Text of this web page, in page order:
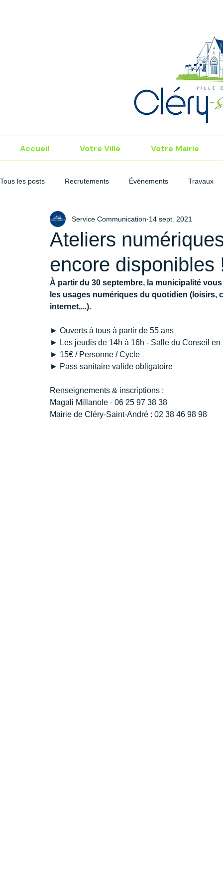
Accueil Votre Ville Votre Mairie
Tous les posts Recrutements Événements Travaux
Ateliers
encore disponibles
Service Communication 14 sept. 2021
À partir du 30 septembre, la municipalité
les usages numériques du quotidien
internet,...).
► Ouverts à tous à partir de 55 ans
► Les jeudis de 14h à 16h - Salle du Conseil en
► 15€ / Personne / Cycle
► Pass sanitaire valide obligatoire
Renseignements & inscriptions :
Magali Millanole - 06 25 97 38 38
Mairie de Cléry-Saint-André : 02 38 46 98 98